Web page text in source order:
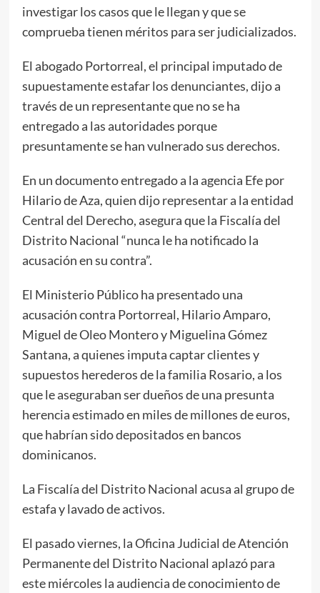
investigar los casos que le llegan y que se
comprueba tienen méritos para ser judicializados.
El abogado Portorreal, el principal imputado de
supuestamente estafar los denunciantes, dijo a
través de un representante que no se ha
entregado a las autoridades porque
presuntamente se han vulnerado sus derechos.
En un documento entregado a la agencia Efe por
Hilario de Aza, quien dijo representar a la entidad
Central del Derecho, asegura que la Fiscalía del
Distrito Nacional “nunca le ha notificado la
acusación en su contra”.
El Ministerio Público ha presentado una
acusación contra Portorreal, Hilario Amparo,
Miguel de Oleo Montero y Miguelina Gómez
Santana, a quienes imputa captar clientes y
supuestos herederos de la familia Rosario, a los
que le aseguraban ser dueños de una presunta
herencia estimado en miles de millones de euros,
que habrían sido depositados en bancos
dominicanos.
La Fiscalía del Distrito Nacional acusa al grupo de
estafa y lavado de activos.
El pasado viernes, la Oficina Judicial de Atención
Permanente del Distrito Nacional aplazó para
este miércoles la audiencia de conocimiento de